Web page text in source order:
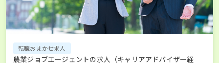
転職おまかせ求人
農業ジョブエージェントの求人（キャリアアドバイザー経